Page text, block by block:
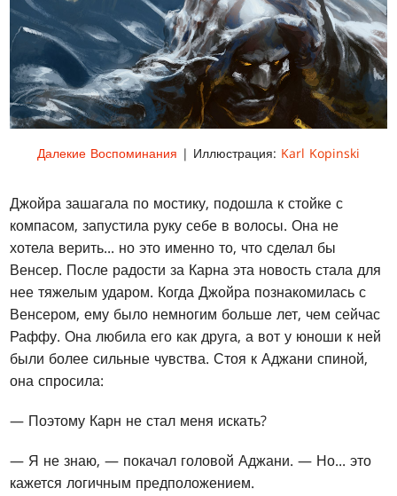
Далекие Воспоминания | Иллюстрация: Karl Kopinski
Джойра зашагала по мостику, подошла к стойке с
компасом, запустила руку себе в волосы. Она не
хотела верить... но это именно то, что сделал бы
Венсер. После радости за Карна эта новость стала для
нее тяжелым ударом. Когда Джойра познакомилась с
Венсером, ему было немногим больше лет, чем сейчас
Раффу. Она любила его как друга, а вот у юноши к ней
были более сильные чувства. Стоя к Аджани спиной,
она спросила:
— Поэтому Карн не стал меня искать?
— Я не знаю, — покачал головой Аджани. — Но... это
кажется логичным предположением.